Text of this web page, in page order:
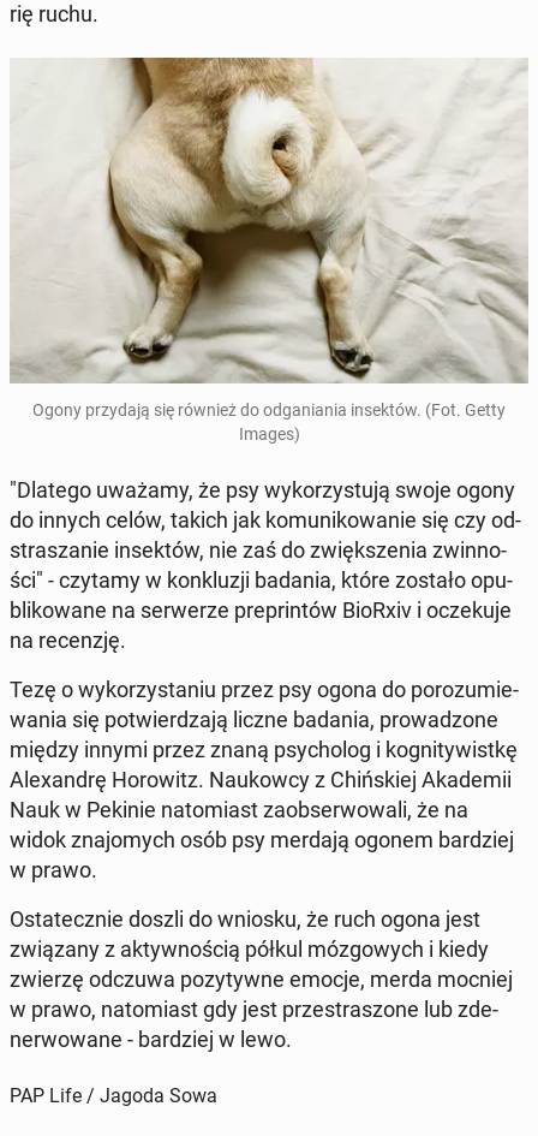
rię ruchu.
Ogony przy­da­ją się również do od­ga­nia­nia in­sek­tów. (Fot. Getty
Images)
"Dlatego uważamy, że psy wy­ko­rzy­stu­ją swoje ogony
do innych celów, takich jak ko­mu­ni­ko­wa­nie się czy od­
stra­sza­nie in­sek­tów, nie zaś do zwięk­sze­nia zwin­no­
ści" - czytamy w kon­klu­zji badania, które zostało opu­
bli­ko­wa­ne na ser­we­rze pre­prin­tów BioRxiv i ocze­ku­je
na re­cen­zję.
Tezę o wy­ko­rzy­sta­niu przez psy ogona do po­ro­zu­mie­
wa­nia się po­twier­dza­ją liczne badania, pro­wa­dzo­ne
między innymi przez znaną psy­cho­log i ko­gni­ty­wist­kę
Ale­xan­drę Ho­ro­witz. Na­ukow­cy z Chiń­skiej Aka­de­mii
Nauk w Pekinie na­to­miast za­ob­ser­wo­wa­li, że na
widok zna­jo­mych osób psy merdają ogonem bar­dziej
w prawo.
Osta­tecz­nie doszli do wniosku, że ruch ogona jest
zwią­za­ny z ak­tyw­no­ścią półkul mó­zgo­wych i kiedy
zwierzę odczuwa po­zy­tyw­ne emocje, merda mocniej
w prawo, na­to­miast gdy jest prze­stra­szo­ne lub zde­
ner­wo­wa­ne - bar­dziej w lewo.
PAP Life / Jagoda Sowa